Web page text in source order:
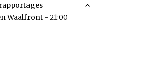
Waalfront -21:00